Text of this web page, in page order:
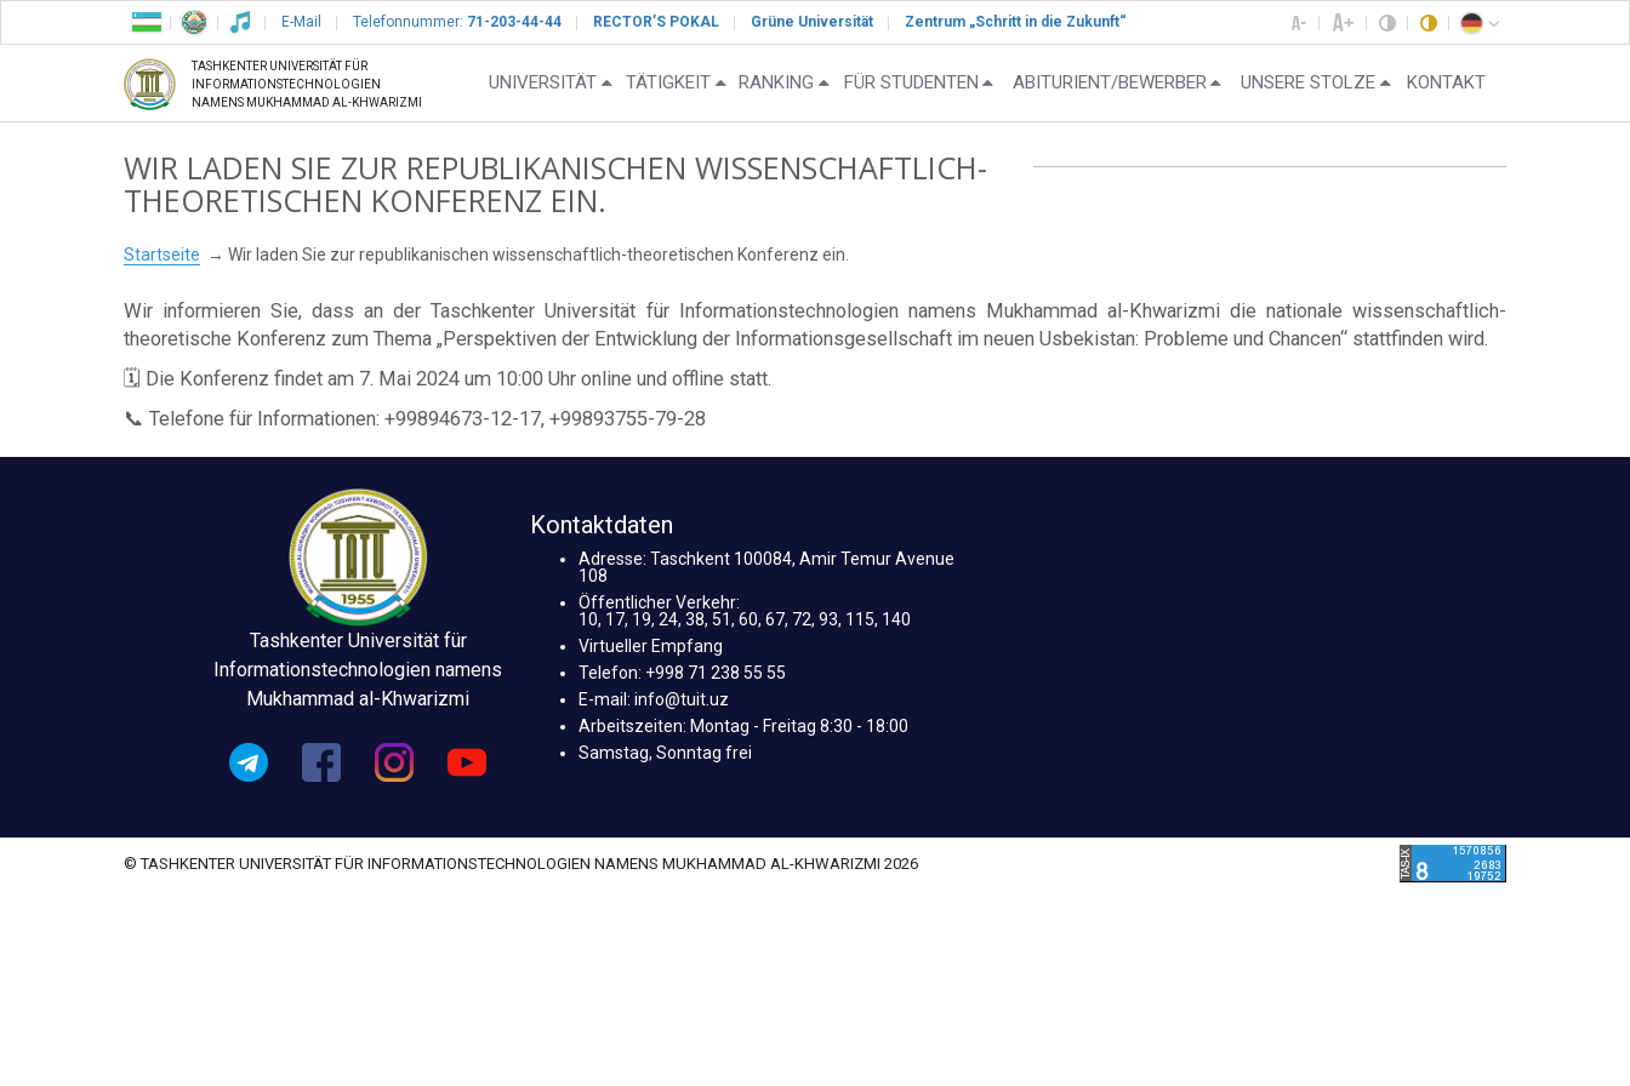
E-Mail Telefonnummer: 71-203-44-44 RECTOR’S POKAL Grüne Universität Zentrum „Schritt in die Zukunft“
TASHKENTER UNIVERSITÄT FÜR
INFORMATIONSTECHNOLOGIEN
NAMENS MUKHAMMAD AL-KHWARIZMI
UNIVERSITÄT TÄTIGKEIT RANKING FÜR STUDENTEN ABITURIENT/BEWERBER UNSERE STOLZE KONTAKT
WIR LADEN SIE ZUR REPUBLIKANISCHEN WISSENSCHAFTLICH-
THEORETISCHEN KONFERENZ EIN.
Startseite Wir laden Sie zur republikanischen wissenschaftlich-theoretischen Konferenz ein.
Wir informieren Sie, dass an der Taschkenter Universität für Informationstechnologien namens Mukhammad al-Khwarizmi die nationale wissenschaftlich-
theoretische Konferenz zum Thema „Perspektiven der Entwicklung der Informationsgesellschaft im neuen Usbekistan: Probleme und Chancen“ stattfinden wird.
🗓 Die Konferenz findet am 7. Mai 2024 um 10:00 Uhr online und offline statt.
📞 Telefone für Informationen: +99894673-12-17, +99893755-79-28
Tashkenter Universität für
Informationstechnologien namens
Mukhammad al-Khwarizmi
Kontaktdaten
Adresse: Taschkent 100084, Amir Temur Avenue
108
Öffentlicher Verkehr:
10, 17, 19, 24, 38, 51, 60, 67, 72, 93, 115, 140
Virtueller Empfang
Telefon: +998 71 238 55 55
E-mail: info@tuit.uz
Arbeitszeiten: Montag - Freitag 8:30 - 18:00
Samstag, Sonntag frei
© TASHKENTER UNIVERSITÄT FÜR INFORMATIONSTECHNOLOGIEN NAMENS MUKHAMMAD AL-KHWARIZMI 2026